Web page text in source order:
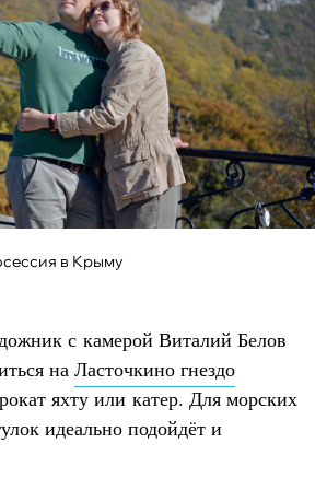
в Крыму
с камерой Виталий Белов
на Ласточкино гнездо
яхту или катер. Для морских
идеально подойдёт и